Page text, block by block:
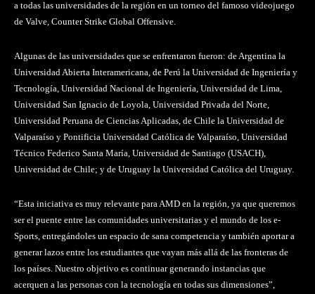
a todas las universidades de la región en un torneo del famoso videojuego
de Valve, Counter Strike Global Offensive.
Algunas de las universidades que se enfrentaron fueron: de Argentina la
Universidad Abierta Interamericana, de Perú la Universidad de Ingeniería y
Tecnología, Universidad Nacional de Ingeniería, Universidad de Lima,
Universidad San Ignacio de Loyola, Universidad Privada del Norte,
Universidad Peruana de Ciencias Aplicadas, de Chile la Universidad de
Valparaíso y Pontificia Universidad Católica de Valparaíso, Universidad
Técnico Federico Santa María, Universidad de Santiago (USACH),
Universidad de Chile; y de Uruguay la Universidad Católica del Uruguay.
“Esta iniciativa es muy relevante para AMD en la región, ya que queremos
ser el puente entre las comunidades universitarias y el mundo de los e-
Sports, entregándoles un espacio de sana competencia y también aportar a
generar lazos entre los estudiantes que vayan más allá de las fronteras de
los países. Nuestro objetivo es continuar generando instancias que
acerquen a las personas con la tecnología en todas sus dimensiones”,